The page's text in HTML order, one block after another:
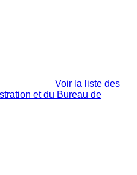
Voir la liste des
et du Bureau de